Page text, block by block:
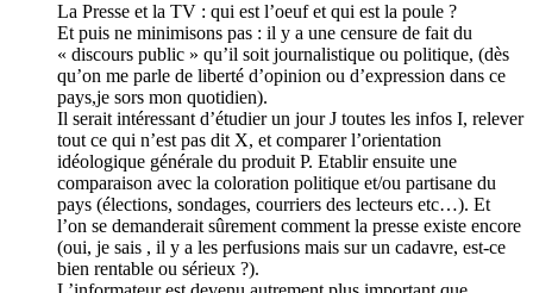
La Presse et la TV : qui est l’oeuf et qui est la poule ?
Et puis ne minimisons pas : il y a une censure de fait du
« discours public » qu’il soit journalistique ou politique, (dès
qu’on me parle de liberté d’opinion ou d’expression dans ce
pays,je sors mon quotidien).
Il serait intéressant d’étudier un jour J toutes les infos I, relever
tout ce qui n’est pas dit X, et comparer l’orientation
idéologique générale du produit P. Etablir ensuite une
comparaison avec la coloration politique et/ou partisane du
pays (élections, sondages, courriers des lecteurs etc…). Et
l’on se demanderait sûrement comment la presse existe encore
(oui, je sais , il y a les perfusions mais sur un cadavre, est-ce
bien rentable ou sérieux ?).